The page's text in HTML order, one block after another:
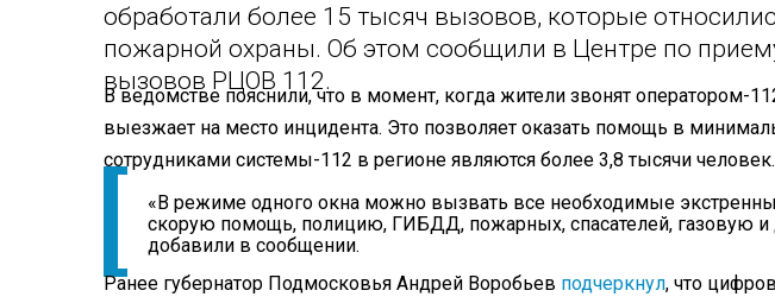
обработали более 15 тысяч вызовов, которые
пожарной охраны. Об этом сообщили в Центре по
вызовов РЦОВ 112.
В ведомстве пояснили, что в момент, когда жители звонят оператором-
выезжает на место инцидента. Это позволяет оказать помощь в
сотрудниками системы-112 в регионе являются более 3,8 тысячи человек.
«В режиме одного окна можно вызвать все необходимые
скорую помощь, полицию, ГИБДД, пожарных, спасателей, газовую и
добавили в сообщении.
Ранее губернатор Подмосковья Андрей Воробьев подчеркнул, что